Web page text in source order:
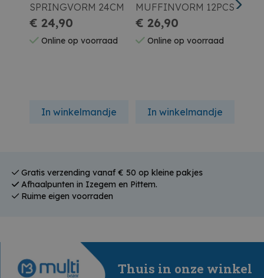
SPRINGVORM 24CM
€ 24,90
Online op voorraad
In winkelmandje
MUFFINVORM 12PCS
€ 26,90
Online op voorraad
In winkelmandje
Gratis verzending vanaf € 50 op kleine pakjes
Afhaalpunten in Izegem en Pittem.
Ruime eigen voorraden
Thuis in onze winkel